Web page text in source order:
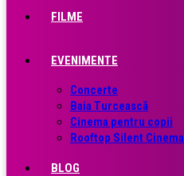
FILME
EVENIMENTE
Concerte
Baia Turcească
Cinema pentru copii
Rooftop Silent Cinema
BLOG